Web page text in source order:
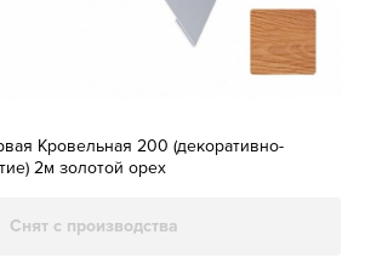
Кровельная 200 (декоративно-
2м золотой орех
Снят с производства